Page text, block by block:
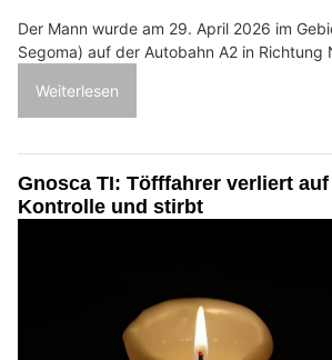
Der Mann wurde am 29. April 2026 im
Segoma) auf der Autobahn A2 in Richtung
Weiterlesen
Gnosca TI: Töfffahrer verliert
Kontrolle und stirbt